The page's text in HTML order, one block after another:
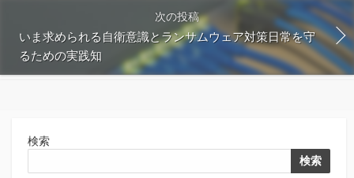
次の投稿
いま求められる自衛意識とランサムウェア対策日常を守
るための実践知
検索
検索